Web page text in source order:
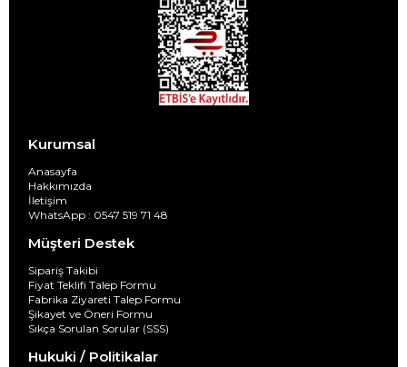
Kurumsal
Anasayfa
Hakkımızda
İletişim
WhatsApp : 0547 519 71 48
Müşteri Destek
Sipariş Takibi
Fiyat Teklifi Talep Formu
Fabrika Ziyareti Talep Formu
Şikayet ve Öneri Formu
Sıkça Sorulan Sorular (SSS)
Hukuki / Politikalar